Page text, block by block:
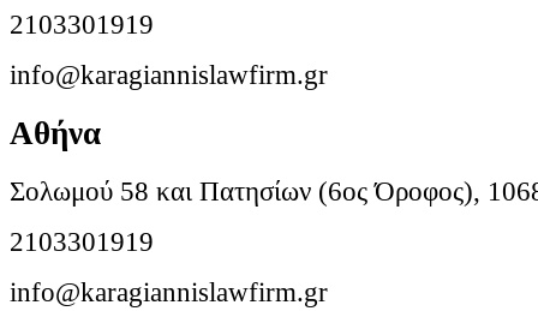
2103301919
info@karagiannislawfirm.gr
Αθήνα
Σολωμού 58 και Πατησίων (6ος Όροφος),
2103301919
info@karagiannislawfirm.gr